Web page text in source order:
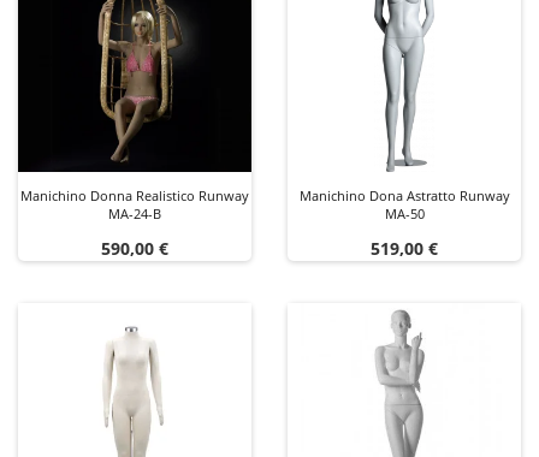
Manichino Donna Realistico Runway
MA-24-B
Prezzo
590,00 €
Manichino Dona Astratto Runway
MA-50
Prezzo
519,00 €